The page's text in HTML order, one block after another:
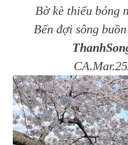
Bờ kè thiếu bóng
Bến đợi sông